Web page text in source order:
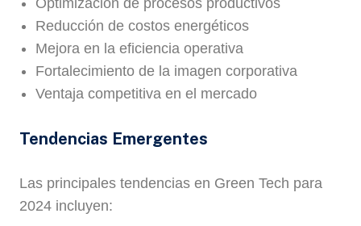
Optimización de procesos productivos
Reducción de costos energéticos
Mejora en la eficiencia operativa
Fortalecimiento de la imagen corporativa
Ventaja competitiva en el mercado
Tendencias Emergentes
Las principales tendencias en Green Tech para
2024 incluyen: